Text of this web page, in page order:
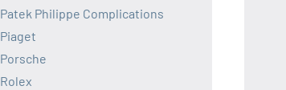
Patek Philippe Complications
Piaget
Porsche
Rolex